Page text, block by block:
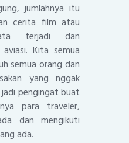
jumlahnya itu
cerita film atau
terjadi dan
Kita semua
semua orang dan
yang nggak
jadi pengingat buat
para traveler,
dan mengikuti
ada.